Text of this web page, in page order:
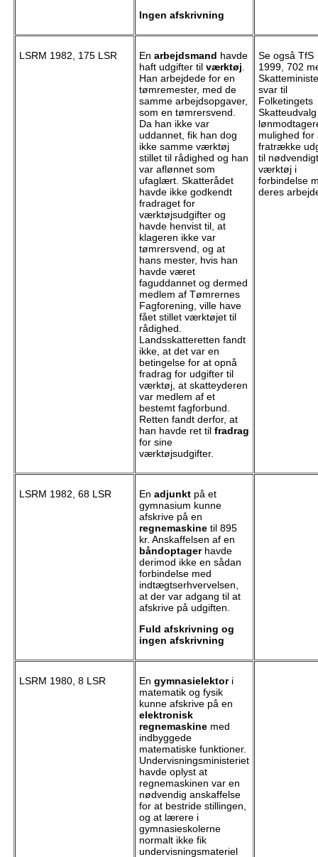
Ingen afskrivning
LSRM 1982, 175 LSR En arbejdsmand havde
haft udgifter til værktøj
Han arbejdede for en
tømremester, med de
samme arbejdsopgaver,
som en tømrersvend.
Da han ikke var
uddannet, fik han dog
ikke samme værktøj
stillet til rådighed og han
var aflønnet som
ufaglært. Skatterådet
havde ikke godkendt
fradraget for
værktøjsudgifter og
havde henvist til, at
klageren ikke var
tømrersvend, og at
hans mester, hvis han
havde været
faguddannet og dermed
medlem af Tømrernes
Fagforening, ville have
fået stillet værktøjet til
rådighed.
Landsskatteretten fandt
ikke, at det var en
betingelse for at opnå
fradrag for udgifter til
værktøj, at skatteyderen
var medlem af et
bestemt fagforbund.
Retten fandt derfor, at
han havde ret til fradrag
for sine
værktøjsudgifter.
Se også TfS
1999, 702
svar til
Folketingets
mulighed for
fratrække
til nødvendigt
værktøj i
forbindelse
deres
LSRM 1982, 68 LSR En adjunktpå et
gymnasium kunne
afskrive på en
regnemaskinetil 895
kr. Anskaffelsen af en
båndoptagerhavde
derimod ikke en sådan
forbindelse med
indtægtserhvervelsen,
at der var adgang til at
afskrive på udgiften.
Fuld afskrivning og
ingen afskrivning
LSRM 1980, 8 LSR En gymnasielektori
matematik og fysik
kunne afskrive på en
elektronisk
regnemaskinemed
indbyggede
matematiske funktioner.
Undervisningsministeriet
havde oplyst at
regnemaskinen var en
nødvendig anskaffelse
for at bestride stillingen,
og at lærere i
gymnasieskolerne
normalt ikke fik
undervisningsmateriel